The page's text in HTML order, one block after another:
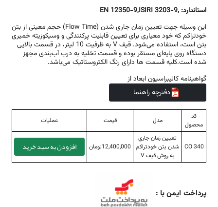
استاندارد: ,EN 12350-9,ISIRI 3203-9
این وسیله جهت تعیین زمان جاری شدن (Flow Time) حجم معینی از بتن
خودتراکم که خود معیاری برای تعیین قابلیت پرکنندگی و وسیکوزیته خمیری
بتن است، استفاده می‌شود. قیف V به ظرفیت 10 لیتر، در قسمت بالایی
دستگاه روی پایه‌ای مستقر بوده و قسمت تخلیه به درب آب‌بندی مجهز
شده است.کلیه قسمت ها دارای رنگ الکتروستاتیک می‌باشد.
گواهینامه کالیبراسیون ابعاد از
دفترچه راهنما
کد
محصول
مدل قیمت عملیات
CO 340
تعيين زمان جاري
شدن بتن خودتراكم
به روش قيف V
12,400,000تومان افزودن به سبد خرید
پرداخت ایمن با :